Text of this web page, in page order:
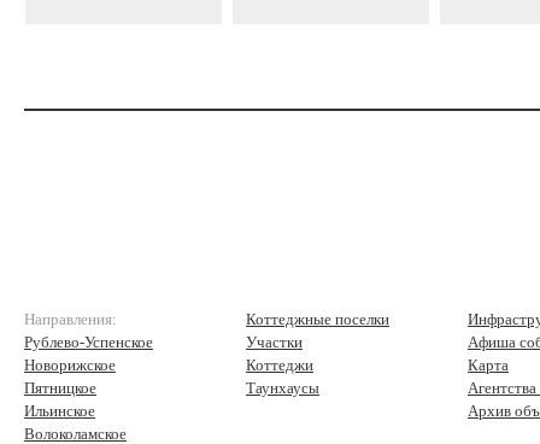
Направления:
Рублево-Успенское
Новорижское
Пятницкое
Ильинское
Волоколамское
Коттеджные поселки
Участки
Коттеджи
Таунхаусы
Афиша
Карта
Архив